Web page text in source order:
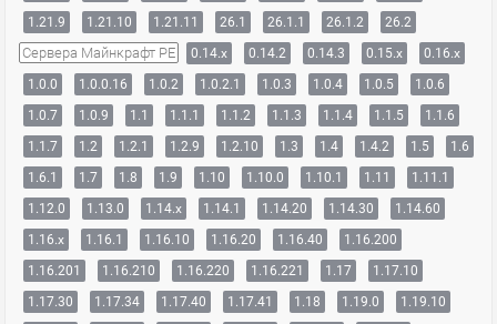
1.21.9
1.21.10 1.21.11 26.1 26.1.1 26.1.2 26.2
Сервера Майнкрафт PE 0.14.x 0.14.2 0.14.3 0.15.x
0.16.x
1.0.0
1.0.0.16 1.0.2 1.0.2.1 1.0.3 1.0.4 1.0.5
1.0.6
1.0.7
1.0.9 1.1 1.1.1 1.1.2 1.1.3 1.1.4 1.1.5
1.1.6
1.1.7
1.2 1.2.1 1.2.9 1.2.10 1.3 1.4 1.4.2 1.5
1.6
1.6.1
1.7 1.8 1.9 1.10 1.10.0 1.10.1 1.11
1.11.1
1.12.0
1.13.0 1.14.x 1.14.1 1.14.20 1.14.30
1.14.60
1.16.x
1.16.1 1.16.10 1.16.20 1.16.40
1.16.200
1.16.201
1.16.210 1.16.220 1.16.221 1.17
1.17.10
1.17.30
1.17.34 1.17.40 1.17.41 1.18 1.19.0
1.19.10